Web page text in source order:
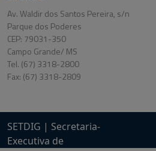
Av. Waldir dos Santos Pereira, s/n
Parque dos Poderes
CEP: 79031-350
Campo Grande/ MS
Tel. (67) 3318-2800
Fax: (67) 3318-2809
SETDIG | Secretaria-
Executiva de